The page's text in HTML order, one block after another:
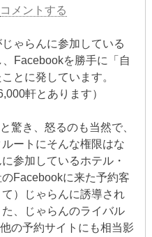
コメントする
ゃらんに参加している
Facebookを勝手に「自
とに発しています。
軒とあります）
驚き、怒るのも当然で、
ートにそんな権限はな
参加しているホテル・
Facebookに来た予約客
）じゃらんに誘導され
、じゃらんのライバル
の予約サイトにも相当影